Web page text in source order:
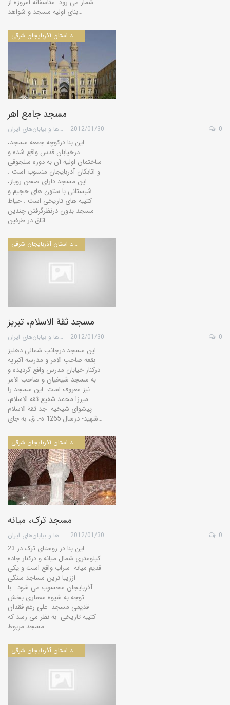
شمار می رود. متأسفانه امروزه از
بنای اولیه مسجد و شواهد…
مساجد استان آذربايجان شرقی
مسجد جامع اهر
گروه کویرها و بیابان‌های ایران 2012/01/30 0
این بنا درکوچه جمعه مسجد،
درخیابان قدس واقع شده و
ساختمان اولیه آن به دوره سلجوقی
و اتابکان آذربایجان منسوب است .
این مسجد دارای صحن روباز،
شبستانی با ستون های حجیم و
کتیبه های تاریخی است . حیاط
مسجد بدون درنظرگرفتن چندین
اتاق در طرفین…
مساجد استان آذربايجان شرقی
مسجد ثقة الاسلام، تبريز
گروه کویرها و بیابان‌های ایران 2012/01/30 0
این مسجد درجانب شمالی دهلیز
بقعه صاحب الامر و مدرسه اکبریه
درکنار خیابان مدرس واقع گردیده و
به مسجد شیخیان و صاحب الامر
نیز معروف است. این مسجد را
میرزا محمد شفیع ثقه الاسلام،
پیشوای شیخیه- جد ثقة الاسلام
شهید- درسال 1265 ه-. ق، به جای…
مساجد استان آذربايجان شرقی
مسجد ترک، ميانه
گروه کویرها و بیابان‌های ایران 2012/01/30 0
این بنا در روستای ترک در 23
کیلومتری شمال میانه و درکنار جاده
قدیم میانه- سراب واقع است و یکی
اززیبا ترین مساجد سنگی
آذربایجان محسوب می شود . با
توجه به شیوه معماری بخش
قدیمی مسجد- علی رغم فقدان
کتیبه تاریخی- به نظر می رسد که
مسجد مربوط…
مساجد استان آذربايجان شرقی